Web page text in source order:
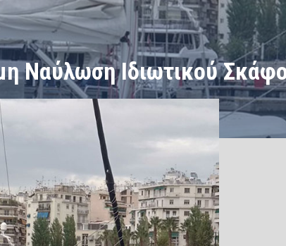
Ναύλωση Ιδιωτικού
στη Ζέα